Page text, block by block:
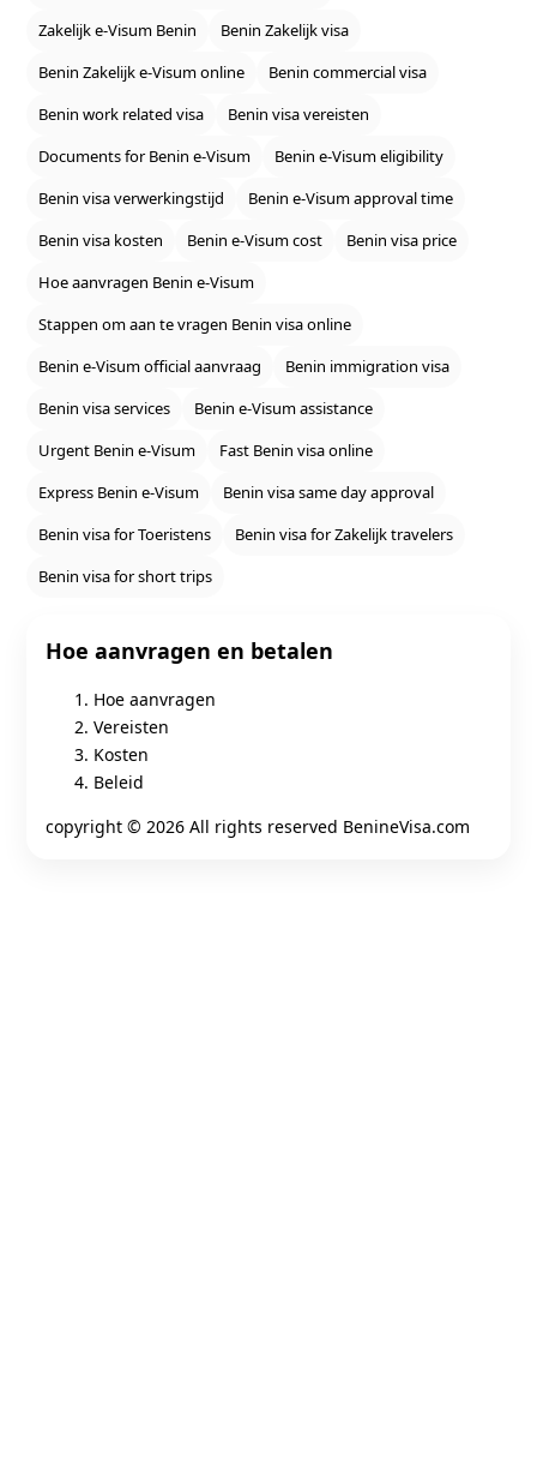
Zakelijk e‑Visum Benin
Benin Zakelijk visa
Benin Zakelijk e‑Visum online
Benin commercial visa
Benin work related visa
Benin visa vereisten
Documents for Benin e‑Visum
Benin e‑Visum eligibility
Benin visa verwerkingstijd
Benin e‑Visum approval time
Benin visa kosten
Benin e‑Visum cost
Benin visa price
Hoe aanvragen Benin e‑Visum
Stappen om aan te vragen Benin visa online
Benin e‑Visum official aanvraag
Benin immigration visa
Benin visa services
Benin e‑Visum assistance
Urgent Benin e‑Visum
Fast Benin visa online
Express Benin e‑Visum
Benin visa same day approval
Benin visa for Toeristens
Benin visa for Zakelijk travelers
Benin visa for short trips
Hoe aanvragen en betalen
Hoe aanvragen
Vereisten
Kosten
Beleid
copyright © 2026 All rights reserved BenineVisa.com